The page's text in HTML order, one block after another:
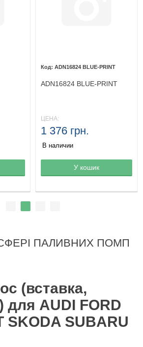
Товар в корзине
ADN16824 BLUE-PRINT
ADN16824 BLUE-PRINT
ЦЕНА:
1 376 грн.
В наличии
У кошик
ПАЛИВНИХ ПОМП
(вставка,
для AUDI FORD
SKODA SUBARU